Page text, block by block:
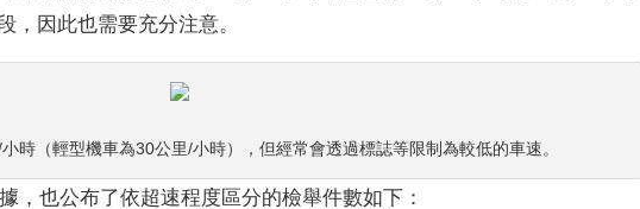
，因此也需要充分注意。
時（輕型機車為30公里/小時），但經常會透過標誌等限制為較低的車速。
，也公布了依超速程度區分的檢舉件數如下：